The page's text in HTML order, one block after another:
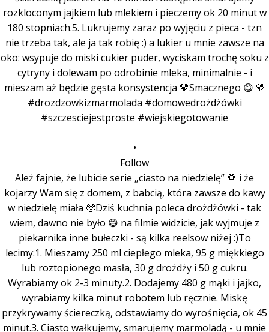
•
Follow
Ależ fajnie, że lubicie serie „ciasto na niedzielę” 🤎 i że
kojarzy Wam się z domem, z babcią, która zawsze do kawy
w niedzielę miała 🥹Dziś kuchnia poleca drożdżówki - tak
wiem, dawno nie było 😅 na filmie widzicie, jak wyjmuje z
piekarnika inne bułeczki - są kilka reelsow niżej :)To
lecimy:1. Mieszamy 250 ml ciepłego mleka, 95 g miękkiego
lub roztopionego masła, 30 g drożdży i 50 g cukru.
Wyrabiamy ok 2-3 minuty.2. Dodajemy 480 g mąki i jajko,
wyrabiamy kilka minut robotem lub ręcznie. Miskę
przykrywamy ściereczką, odstawiamy do wyrośnięcia, ok 45
minut.3. Ciasto wałkujemy, smarujemy marmoladą - u mnie